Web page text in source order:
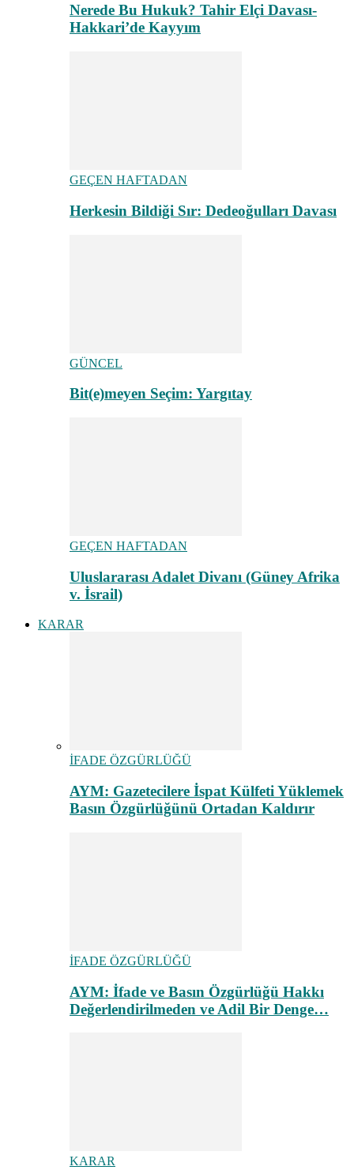
Nerede Bu Hukuk? Tahir Elçi Davası-
Hakkari’de Kayyım
GEÇEN HAFTADAN
Herkesin Bildiği Sır: Dedeoğulları Davası
GÜNCEL
Bit(e)meyen Seçim: Yargıtay
GEÇEN HAFTADAN
Uluslararası Adalet Divanı (Güney Afrika
v. İsrail)
KARAR
İFADE ÖZGÜRLÜĞÜ
AYM: Gazetecilere İspat Külfeti Yüklemek
Basın Özgürlüğünü Ortadan Kaldırır
İFADE ÖZGÜRLÜĞÜ
AYM: İfade ve Basın Özgürlüğü Hakkı
Değerlendirilmeden ve Adil Bir Denge…
KARAR